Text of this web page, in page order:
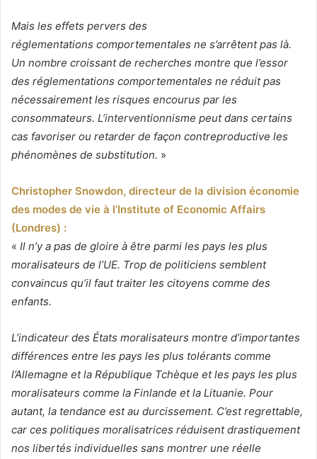
Mais les effets pervers des
réglementations comportementales ne s’arrêtent pas là.
Un nombre croissant de recherches montre que l’essor
des réglementations comportementales ne réduit pas
nécessairement les risques encourus par les
consommateurs. L’interventionnisme peut dans certains
cas favoriser ou retarder de façon contreproductive les
phénomènes de substitution. »
Christopher Snowdon, directeur de la division économie
des modes de vie à l’Institute of Economic Affairs
(Londres) :
« Il n’y a pas de gloire à être parmi les pays les plus
moralisateurs de l’UE. Trop de politiciens semblent
convaincus qu’il faut traiter les citoyens comme des
enfants.
L’indicateur des États moralisateurs montre d’importantes
différences entre les pays les plus tolérants comme
l’Allemagne et la République Tchèque et les pays les plus
moralisateurs comme la Finlande et la Lituanie. Pour
autant, la tendance est au durcissement. C’est regrettable,
car ces politiques moralisatrices réduisent drastiquement
nos libertés individuelles sans montrer une réelle